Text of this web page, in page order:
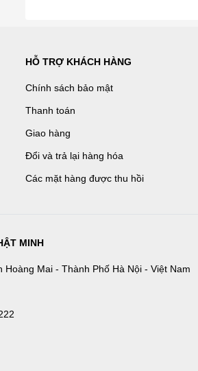
HỖ TRỢ KHÁCH HÀNG
Chính sách bảo mật
Thanh toán
Giao hàng
Đổi và trả lại hàng hóa
Các mặt hàng được thu hồi
MINH
Mai - Thành Phố Hà Nội - Việt Nam